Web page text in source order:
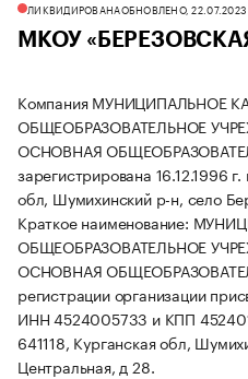
ЛИКВИДИРОВАНАОБНОВЛЕНО, 22.07.2023
МКОУ
Компания МУНИЦИПАЛЬНОЕ
ОБЩЕОБРАЗОВАТЕЛЬНОЕ
ОСНОВНАЯ
зарегистрирована 16.12.1996
обл, Шумихинский р-н, село
Краткое наименование:
ОБЩЕОБРАЗОВАТЕЛЬНОЕ
ОСНОВНАЯ
регистрации организации
ИНН 4524005733 и КПП
641118, Курганская обл,
Центральная, д 28.